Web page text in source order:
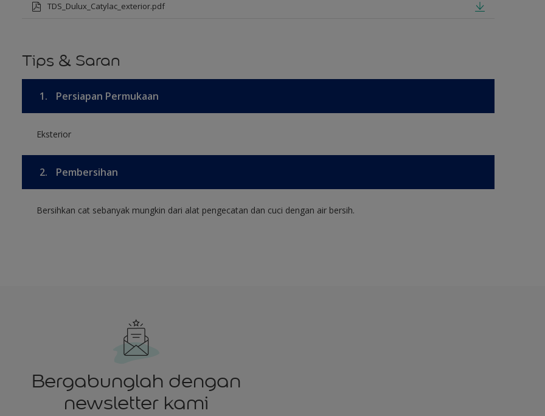
TDS_Dulux_Catylac_exterior.pdf
Tips & Saran
1. Persiapan Permukaan
Eksterior
2. Pembersihan
Bersihkan cat sebanyak mungkin dari alat pengecatan dan cuci dengan air bersih.
Bergabunglah dengan
newsletter kami